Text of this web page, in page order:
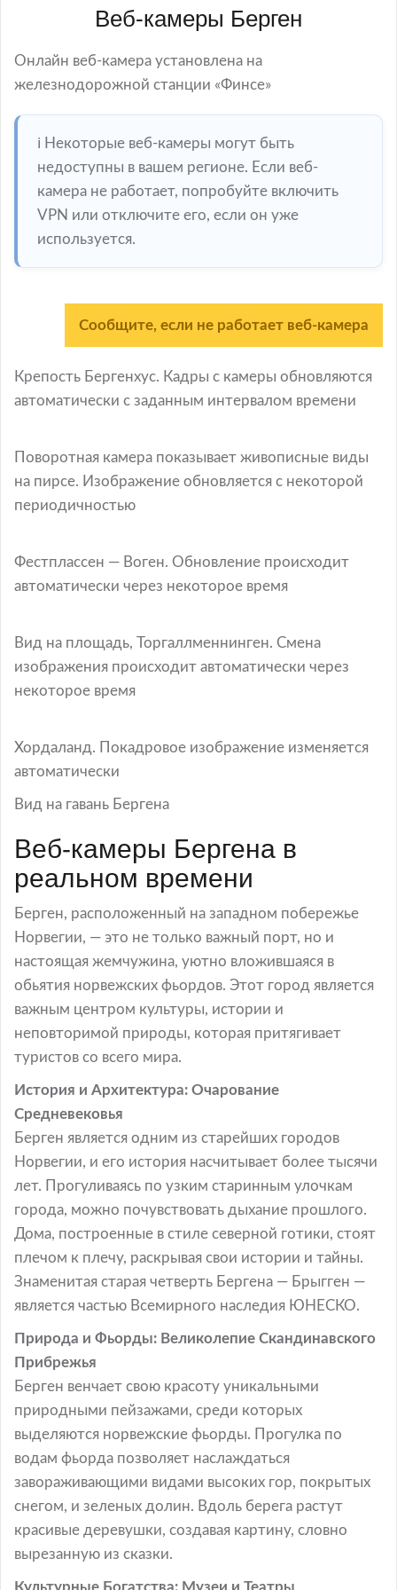
Веб-камеры Берген
Онлайн веб-камера установлена на
железнодорожной станции «Финсе»
ℹ️ Некоторые веб-камеры могут быть
недоступны в вашем регионе. Если веб-
камера не работает, попробуйте включить
VPN или отключите его, если он уже
используется.
Сообщите, если не работает веб-камера
Крепость Бергенхус. Кадры с камеры обновляются
автоматически с заданным интервалом времени
Поворотная камера показывает живописные виды
на пирсе. Изображение обновляется с некоторой
периодичностью
Фестплассен — Воген. Обновление происходит
автоматически через некоторое время
Вид на площадь, Торгаллменнинген. Смена
изображения происходит автоматически через
некоторое время
Хордаланд. Покадровое изображение изменяется
автоматически
Вид на гавань Бергена
Веб-камеры Бергена в
реальном времени
Берген, расположенный на западном побережье
Норвегии, — это не только важный порт, но и
настоящая жемчужина, уютно вложившаяся в
обьятия норвежских фьордов. Этот город является
важным центром культуры, истории и
неповторимой природы, которая притягивает
туристов со всего мира.
История и Архитектура: Очарование
Средневековья
Берген является одним из старейших городов
Норвегии, и его история насчитывает более тысячи
лет. Прогуливаясь по узким старинным улочкам
города, можно почувствовать дыхание прошлого.
Дома, построенные в стиле северной готики, стоят
плечом к плечу, раскрывая свои истории и тайны.
Знаменитая старая четверть Бергена — Брыгген —
является частью Всемирного наследия ЮНЕСКО.
Природа и Фьорды: Великолепие Скандинавского
Прибрежья
Берген венчает свою красоту уникальными
природными пейзажами, среди которых
выделяются норвежские фьорды. Прогулка по
водам фьорда позволяет наслаждаться
завораживающими видами высоких гор, покрытых
снегом, и зеленых долин. Вдоль берега растут
красивые деревушки, создавая картину, словно
вырезанную из сказки.
Культурные Богатства: Музеи и Театры